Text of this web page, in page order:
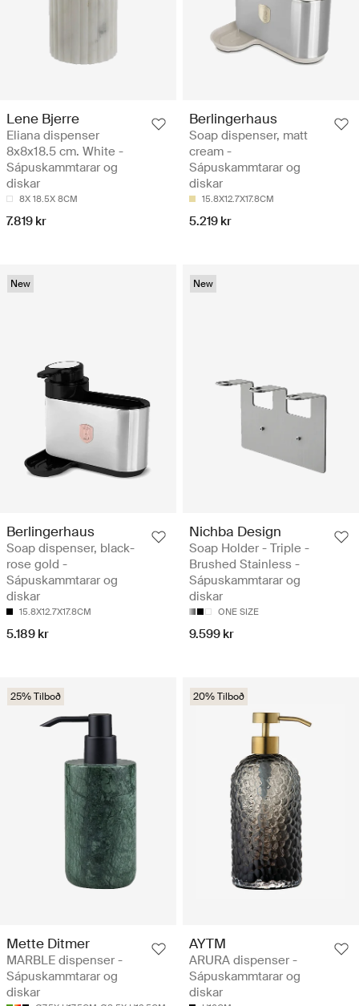
Lene Bjerre
Eliana dispenser
8x8x18.5 cm. White -
Sápuskammtarar og
diskar
8X 18.5X 8CM
7.819 kr
Berlingerhaus
Soap dispenser, matt
cream -
Sápuskammtarar og
diskar
15.8X12.7X17.8CM
5.219 kr
New
Berlingerhaus
Soap dispenser, black-
rose gold -
Sápuskammtarar og
diskar
15.8X12.7X17.8CM
5.189 kr
New
Nichba Design
Soap Holder - Triple -
Brushed Stainless -
Sápuskammtarar og
diskar
ONE SIZE
9.599 kr
25% Tilboð
Mette Ditmer
MARBLE dispenser -
Sápuskammtarar og
diskar
20% Tilboð
AYTM
ARURA dispenser -
Sápuskammtarar og
diskar